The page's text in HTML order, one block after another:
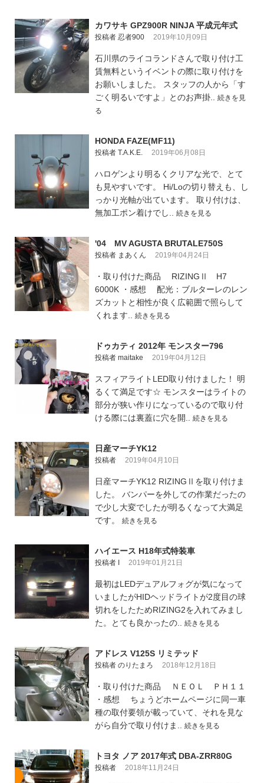
カワサキ GPZ900R NINJA 平成元年式
投稿者 忍者900 2019年10月09日
石川県のライコランドさんで取り付け工
賃無料というイベントの際に取り付けを
お願いしました。 スタッフの人から「す
ごく明るいですよ」とのお声掛.. 続きを見
る
HONDA FAZE(MF11)
投稿者 T.A.K.E. 2019年06月08日
ハロゲンより明るくクリアな光で、とて
も見やすいです。 Hi/Loの切り替えも、し
っかり光軸が出ています。 取り付けは、
無加工ポン着けでし.. 続きを見る
'04 MV AGUSTA BRUTALE750S
投稿者 まあくん 2019年04月24日
・取り付けた商品 RIZINGⅡ H7
6000K ・感想 配光：ブルターレのレン
ズカットと相性が良く広範囲で照らして
くれます.. 続きを見る
ドゥカティ 2012年 モンスター796
投稿者 maitake 2019年04月12日
スフィアライトLED取り付けました！ 明
るくて満足です☆ モンスターはライトの
部分が狭い作りになっているので取り付
ける際には裏蓋に穴を開.. 続きを見る
日産マーチYK12
投稿者 2019年04月10日
日産マーチYK12 RIZINGⅡを取り付けま
した。 バンパーを外しての作業だったの
で少し大変でしたが明るくなって大満足
です。 続きを見る
ハイエース H18年式特装車
投稿者 I 2019年01月21日
最初はLEDデュアルフォグが気になって
いましたがHIDヘッドライトが2度目の球
切れをしたためRIZING2を入れてみまし
た。とても良かったの.. 続きを見る
アドレス V125S リミテッド
投稿者 のりたまろ 2018年12月18日
・取り付けた商品 ＮＥＯＬ ＰＨ１１
・感想 ちょうどホームページに同一車
種の取付要領が載っていて、それを見な
がら自分で取り付けま.. 続きを見る
トヨタ ノア 2017年式 DBA-ZRR80G
投稿者 2018年11月24日